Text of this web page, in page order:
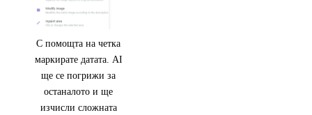
С помощта на четка
маркирате датата. AI
ще се погрижи за
останалото и ще
изчисли сложната